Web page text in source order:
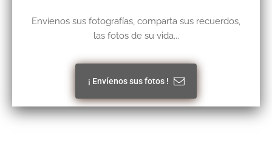
Envíenos sus fotografías, comparta sus recuerdos,
las fotos de su vida...
¡ Envíenos sus fotos !